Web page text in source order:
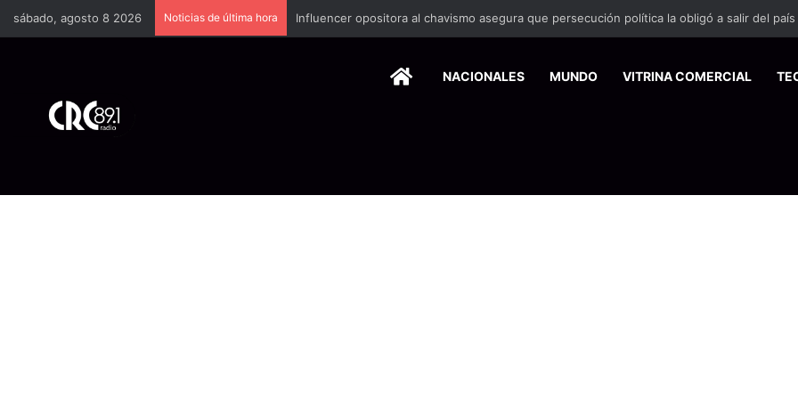
sábado, agosto 8 2026 Noticias de última hora
HOMENACIONALES MUNDO VITRINA COMERCIAL